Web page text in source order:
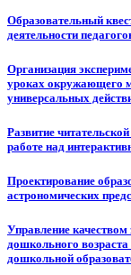
Образовательный
деятельности
Организация
уроках окружающего
универсальных
Развитие
работе над
Проектирование
астрономических
Управление качеством
дошкольного возраста
дошкольной